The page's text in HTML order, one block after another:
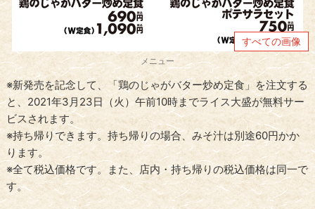
すべての画像
メニュー
※新発売を記念して、「鶏のじゃがバター炒め定食」を注文する
と、2021年3月23日（火）午前10時までライス大盛が無料サー
ビスされます。
※持ち帰りできます。持ち帰りの場合、みそ汁は別途60円かか
ります。
※全て税込価格です。また、店内・持ち帰りの税込価格は同一で
す。